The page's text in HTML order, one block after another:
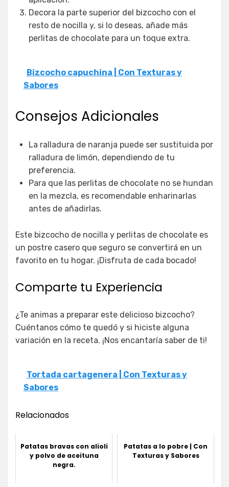
Decora la parte superior del bizcocho con el
resto de nocilla y, si lo deseas, añade más
perlitas de chocolate para un toque extra.
Bizcocho capuchina | Con Texturas y
Sabores
Consejos Adicionales
La ralladura de naranja puede ser sustituida por
ralladura de limón, dependiendo de tu
preferencia.
Para que las perlitas de chocolate no se hundan
en la mezcla, es recomendable enharinarlas
antes de añadirlas.
Este bizcocho de nocilla y perlitas de chocolate es
un postre casero que seguro se convertirá en un
favorito en tu hogar. ¡Disfruta de cada bocado!
Comparte tu Experiencia
¿Te animas a preparar este delicioso bizcocho?
Cuéntanos cómo te quedó y si hiciste alguna
variación en la receta. ¡Nos encantaría saber de ti!
Tortada cartagenera | Con Texturas y
Sabores
Relacionados
Patatas bravas con alioli
y polvo de aceituna
negra.
Patatas a lo pobre | Con
Texturas y Sabores